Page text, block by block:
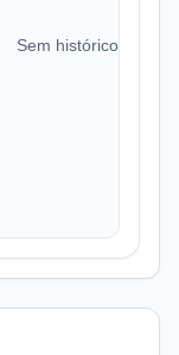
Sem histórico de